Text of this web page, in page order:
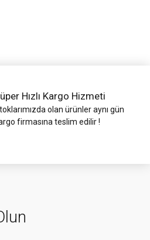
Hızlı Kargo Hizmeti
olan ürünler aynı gün
firmasına teslim edilir !